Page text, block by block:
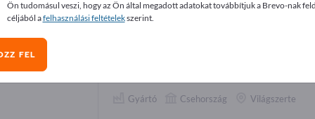
beszállítók (2)
Gyártó Csehország Világszerte
Ön tudomásul veszi, hogy az Ön által megadott adatokat továbbítjuk a Brevo-nak
céljából afelhasználási feltételekszerint.
FEL